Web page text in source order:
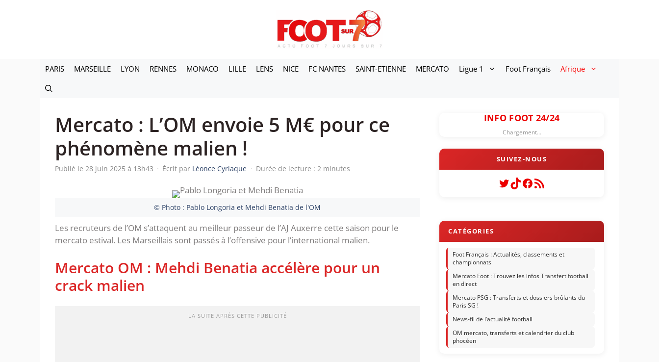
PARIS MARSEILLE LYON RENNES MONACO LILLE LENS NICE FC NANTES SAINT-ETIENNE MERCATO Ligue 1 Foot Français Afrique
Mercato : L’OM envoie 5 M€ pour ce
phénomène malien !
Publié le 28 juin 2025 à 13h43 · Écrit par Léonce Cyriaque · Durée de lecture : 2 minutes
© Photo : Pablo Longoria et Mehdi Benatia de l'OM
Les recruteurs de l’OM s’attaquent au meilleur passeur de l’AJ Auxerre cette saison pour le
mercato estival. Les Marseillais sont passés à l’offensive pour l’international malien.
Mercato OM : Mehdi Benatia accélère pour un
crack malien
LA SUITE APRÈS CETTE PUBLICITÉ
INFO FOOT 24/24
Chargement...
Twitter
TikTok
Facebook
Flux RSS
Foot Français : Actualités, classements et
championnats
Mercato Foot : Trouvez les infos Transfert football
en direct
Mercato PSG : Transferts et dossiers brûlants du
Paris SG !
News-fil de l’actualité football
OM mercato, transferts et calendrier du club
phocéen